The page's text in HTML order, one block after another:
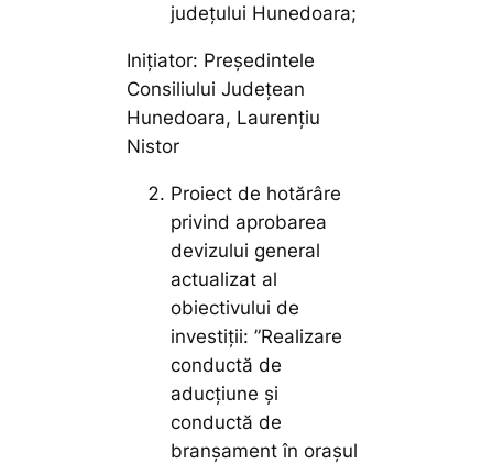
județului Hunedoara;
Inițiator: Președintele
Consiliului Județean
Hunedoara, Laurențiu
Nistor
Proiect de hotărâre
privind aprobarea
devizului general
actualizat al
obiectivului de
investiții: ”Realizare
conductă de
aducțiune și
conductă de
branșament în orașul